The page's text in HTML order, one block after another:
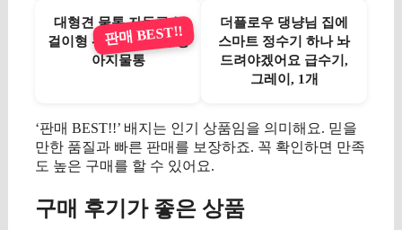
대형견 물통 자동급수
걸이형 워터디스펜서 강
아지물통
판매 BEST!!
더플로우 댕냥님 집에
스마트 정수기 하나 놔
드려야겠어요 급수기,
그레이, 1개
‘판매 BEST!!’ 배지는 인기 상품임을 의미해요. 믿을
만한 품질과 빠른 판매를 보장하죠. 꼭 확인하면 만족
도 높은 구매를 할 수 있어요.
구매 후기가 좋은 상품